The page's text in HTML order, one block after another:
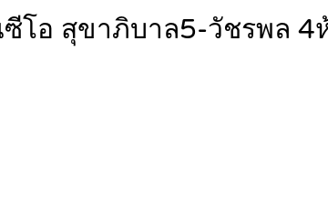
โอ สุขาภิบาล5-วัชรพล